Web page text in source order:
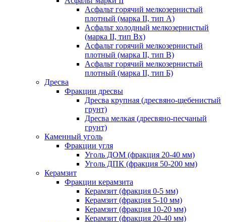
Асфальт горячий мелкозернистый
плотный (марка II, тип А)
Асфальт холодный мелкозернистый
(марка II, тип Вх)
Асфальт горячий мелкозернистый
плотный (марка II, тип В)
Асфальт горячий мелкозернистый
плотный (марка II, тип Б)
Дресва
Фракции дресвы
Дресва крупная (дресвяно-щебенистый
грунт)
Дресва мелкая (дресвяно-песчаный
грунт)
Каменный уголь
Фракции угля
Уголь ДОМ (фракция 20-40 мм)
Уголь ДПК (фракция 50-200 мм)
Керамзит
Фракции керамзита
Керамзит (фракция 0-5 мм)
Керамзит (фракция 5-10 мм)
Керамзит (фракция 10-20 мм)
Керамзит (фракция 20-40 мм)